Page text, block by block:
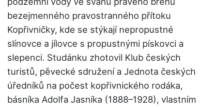
bezejmenného pravostranného přítoku
Kopřivničky, kde se stýkají nepropustné
slínovce a jílovce s propustnými pískovci a
slepenci. Studánku zhotovil Klub českých
turistů, pěvecké sdružení a Jednota českých
úředníků na počest kopřivnického rodáka,
básníka Adolfa Jasníka (1888–1928), vlastním